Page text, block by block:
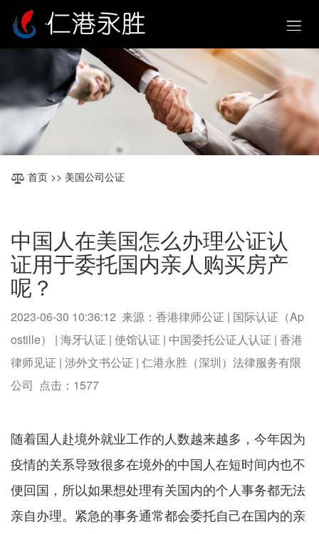
首页 >> 美国公司公证
中国人在美国怎么办理公证认
证用于委托国内亲人购买房产
呢？
2023-06-30 10:36:12 来源：香港律师公证 | 国际认证（Ap
ostille） | 海牙认证 | 使馆认证 | 中国委托公证人认证 | 香港
律师见证 | 涉外文书公证 | 仁港永胜（深圳）法律服务有限
公司 点击： 1577
随着国人赴境外就业工作的人数越来越多，今年因为
疫情的关系导致很多在境外的中国人在短时间内也不
便回国，所以如果想处理有关国内的个人事务都无法
亲自办理。紧急的事务通常都会委托自己在国内的亲